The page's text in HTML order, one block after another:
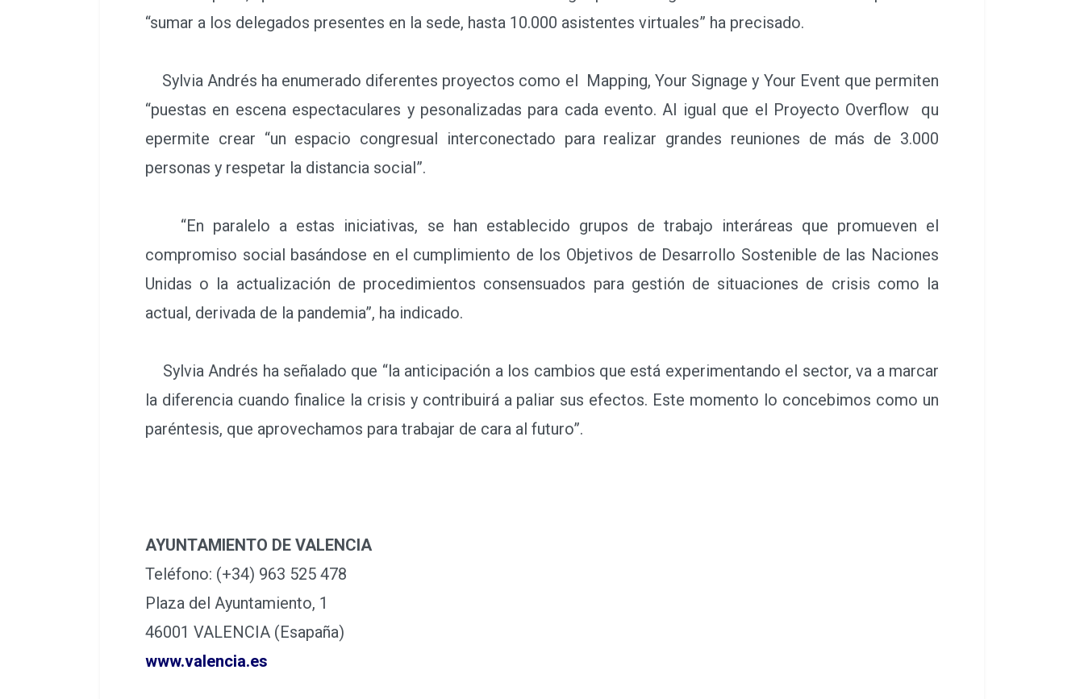
“sumar a los delegados presentes en la sede, hasta 10.000 asistentes virtuales” ha precisado.
Sylvia Andrés ha enumerado diferentes proyectos como el Mapping, Your Signage y Your Event que permiten
“puestas en escena espectaculares y pesonalizadas para cada evento. Al igual que el Proyecto Overflow qu
epermite crear “un espacio congresual interconectado para realizar grandes reuniones de más de 3.000
personas y respetar la distancia social”.
“En paralelo a estas iniciativas, se han establecido grupos de trabajo interáreas que promueven el
compromiso social basándose en el cumplimiento de los Objetivos de Desarrollo Sostenible de las Naciones
Unidas o la actualización de procedimientos consensuados para gestión de situaciones de crisis como la
actual, derivada de la pandemia”, ha indicado.
Sylvia Andrés ha señalado que “la anticipación a los cambios que está experimentando el sector, va a marcar
la diferencia cuando finalice la crisis y contribuirá a paliar sus efectos. Este momento lo concebimos como un
paréntesis, que aprovechamos para trabajar de cara al futuro”.
AYUNTAMIENTO DE VALENCIA
Teléfono: (+34) 963 525 478
Plaza del Ayuntamiento, 1
46001 VALENCIA (Esapaña)
www.valencia.es